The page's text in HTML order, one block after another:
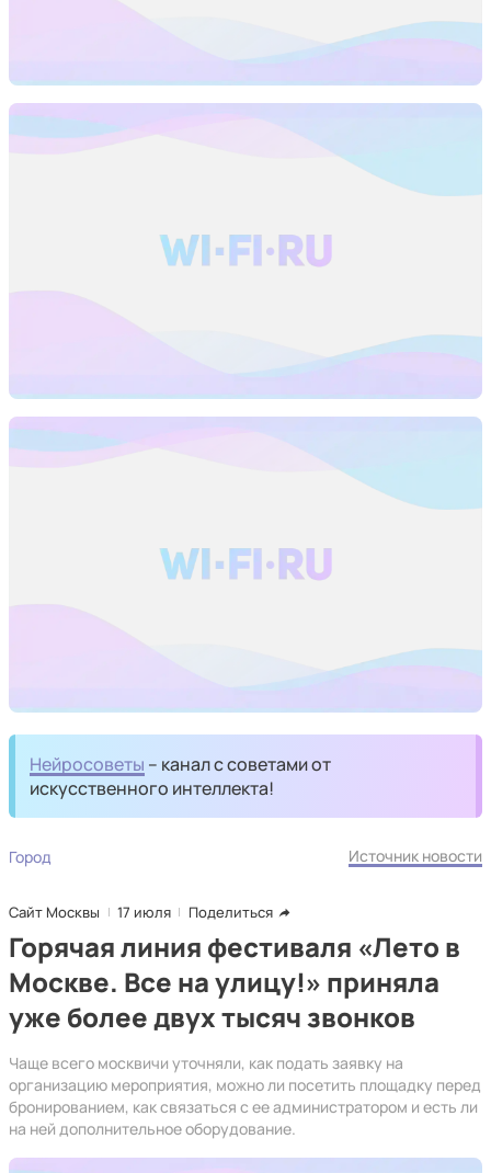
Нейросоветы – канал с советами от
искусственного интеллекта!
Город Источник новости
Сайт Москвы 17 июля Поделиться
Горячая линия фестиваля «Лето в
Москве. Все на улицу!» приняла
уже более двух тысяч звонков
Чаще всего москвичи уточняли, как подать заявку на
организацию мероприятия, можно ли посетить площадку перед
бронированием, как связаться с ее администратором и есть ли
на ней дополнительное оборудование.